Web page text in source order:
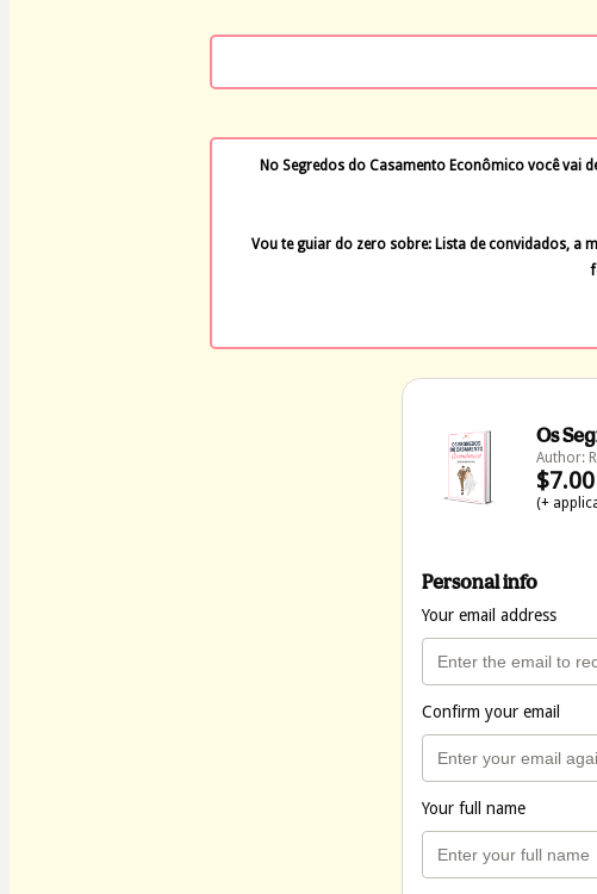
No Segredos do Casamento Econômico você vai
Vou te guiar do zero sobre: Lista de convidados, a
Os
Author:
$7.00
(+
Personal info
Your email address
Confirm your email
Your full name